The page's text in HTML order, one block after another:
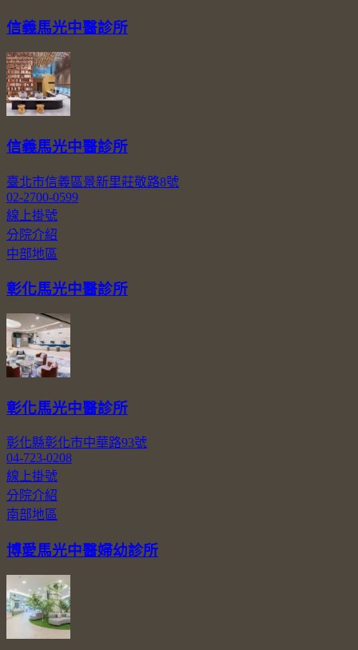
信義馬光中醫診所
信義馬光中醫診所
臺北市信義區景新里莊敬路8號
02-2700-0599
線上掛號
分院介紹
中部地區
彰化馬光中醫診所
彰化馬光中醫診所
彰化縣彰化市中華路93號
04-723-0208
線上掛號
分院介紹
南部地區
博愛馬光中醫婦幼診所